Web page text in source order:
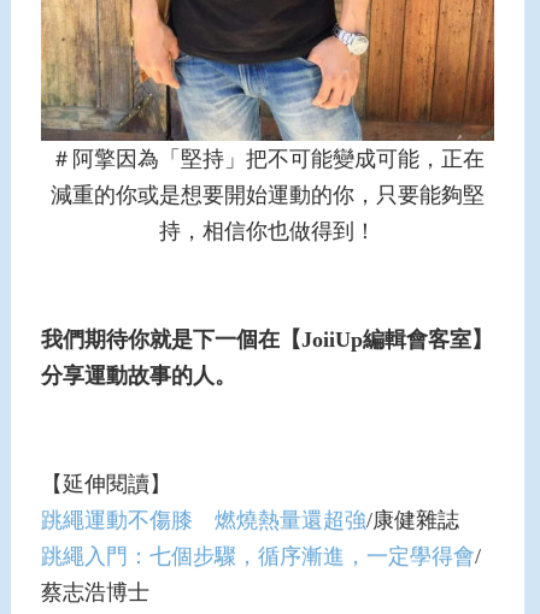
＃阿擎因為「堅持」把不可能變成可能，正在
減重的你或是想要開始運動的你，只要能夠堅
持，相信你也做得到！
我們期待你就是下一個在【JoiiUp編輯會客室】
分享運動故事的人。
【延伸閱讀】
跳繩運動不傷膝 燃燒熱量還超強/康健雜誌
跳繩入門：七個步驟，循序漸進，一定學得會/
蔡志浩博士